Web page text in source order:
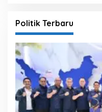
Politik Terbaru